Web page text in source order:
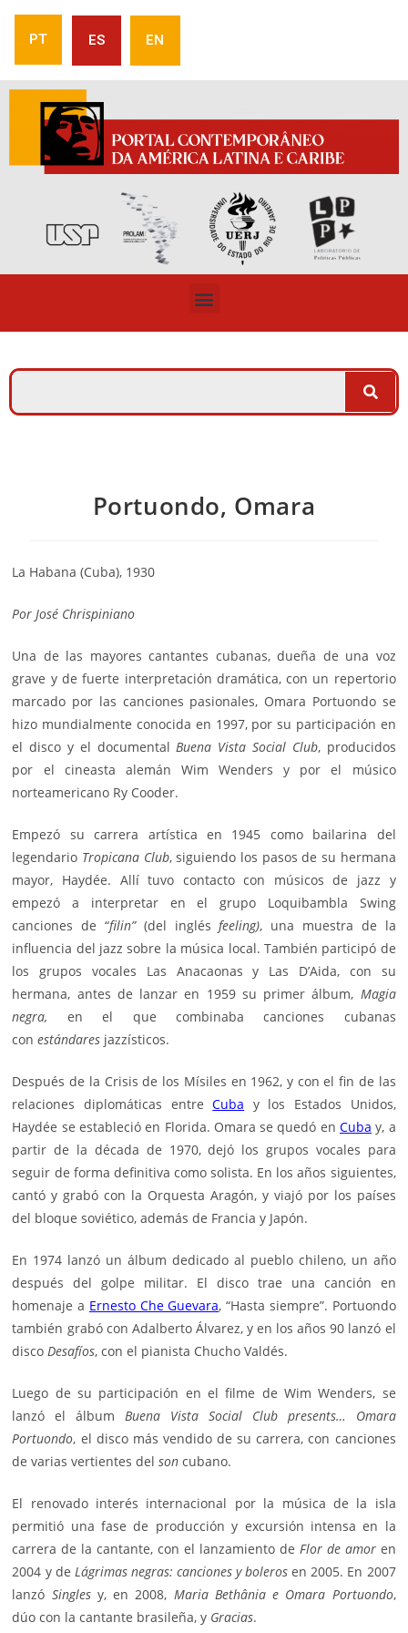
PT ES EN
Portuondo, Omara
La Habana (Cuba), 1930
PorJosé Chrispiniano
Una de las mayores cantantes cubanas, dueña de una voz
grave y de fuerte interpretación dramática, con un repertorio
marcado por las canciones pasionales, Omara Portuondo se
hizo mundialmente conocida en 1997, por su participación en
el disco y el documentalBuena Vista Social Club, producidos
por el cineasta alemán Wim Wenders y por el músico
norteamericano Ry Cooder.
Empezó su carrera artística en 1945 como bailarina del
legendario Tropicana Club, siguiendo los pasos de su hermana
mayor, Haydée. Allí tuvo contacto con músicos de jazz y
empezó a interpretar en el grupo Loquibambla Swing
canciones de “filin” (del inglésfeeling), una muestra de la
influencia del jazz sobre la música local. También participó de
los grupos vocales Las Anacaonas y Las D’Aida, con su
hermana, antes de lanzar en 1959 su primer álbum, Magia
negra, en el que combinaba canciones cubanas
conestándares jazzísticos.
Después de la Crisis de los Mísiles en 1962, y con el fin de las
relaciones diplomáticas entreCuba y los Estados Unidos,
Haydée se estableció en Florida. Omara se quedó en Cuba y, a
partir de la década de 1970, dejó los grupos vocales para
seguir de forma definitiva como solista. En los años siguientes,
cantó y grabó con la Orquesta Aragón, y viajó por los países
del bloque soviético, además de Francia y Japón.
En 1974 lanzó un álbum dedicado al pueblo chileno, un año
después del golpe militar. El disco trae una canción en
homenaje a Ernesto Che Guevara, “Hasta siempre”. Portuondo
también grabó con Adalberto Álvarez, y en los años 90 lanzó el
discoDesafíos, con el pianista Chucho Valdés.
Luego de su participación en el filme de Wim Wenders, se
lanzó el álbumBuena Vista Social Club presents… Omara
Portuondo, el disco más vendido de su carrera, con canciones
de varias vertientes delsoncubano.
El renovado interés internacional por la música de la isla
permitió una fase de producción y excursión intensa en la
carrera de la cantante, con el lanzamiento de Flor de amor en
2004 y de Lágrimas negras: canciones y bolerosen 2005. En 2007
lanzó Singlesy, en 2008, Maria Bethânia e Omara Portuondo,
dúo con la cantante brasileña, y Gracias.